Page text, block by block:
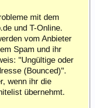
mit dem
und T-Online.
vom Anbieter
Spam und ihr
"Ungültige oder
(Bounced)".
wenn ihr die
übernehmt.